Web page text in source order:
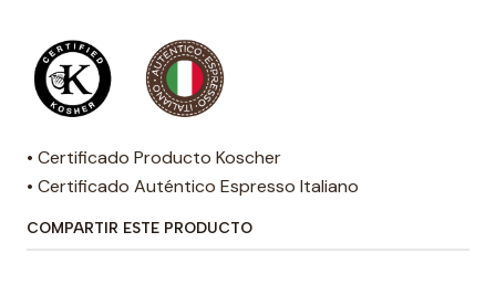
• Certificado Producto Koscher
• Certificado Auténtico Espresso Italiano
COMPARTIR ESTE PRODUCTO